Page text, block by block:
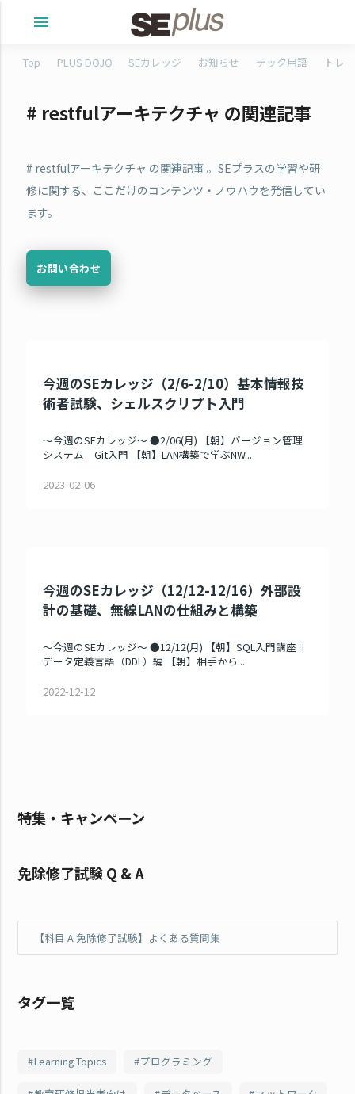
menu
Top PLUS DOJO SEカレッジ お知らせ テック用語 トレ
# restfulアーキテクチャ の関連記事
# restfulアーキテクチャ の関連記事 。SEプラスの学習や研
修に関する、ここだけのコンテンツ・ノウハウを発信してい
ます。
お問い合わせ
今週のSEカレッジ（2/6-2/10）基本情報技
術者試験、シェルスクリプト入門
～今週のSEカレッジ～ ●2/06(月) 【朝】バージョン管理
システム Git入門 【朝】LAN構築で学ぶNW...
2023-02-06
今週のSEカレッジ（12/12-12/16）外部設
計の基礎、無線LANの仕組みと構築
～今週のSEカレッジ～ ●12/12(月) 【朝】SQL入門講座Ⅱ
データ定義言語（DDL）編 【朝】相手から...
2022-12-12
特集・キャンペーン
免除修了試験 Q & A
【科目 A 免除修了試験】よくある質問集
タグ一覧
Learning Topics プログラミング